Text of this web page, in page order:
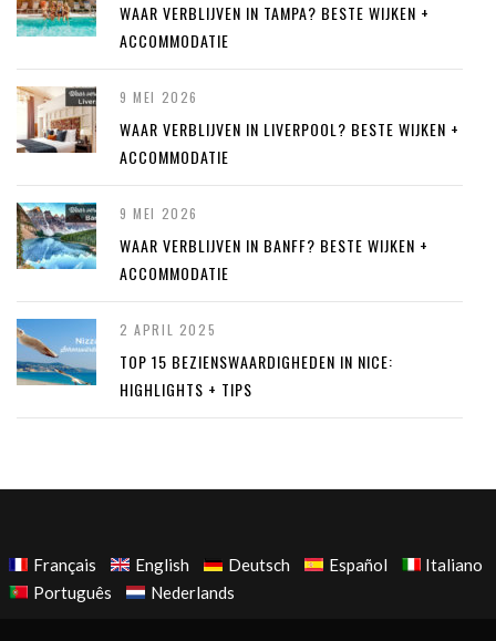
WAAR VERBLIJVEN IN TAMPA? BESTE WIJKEN +
ACCOMMODATIE
9 MEI 2026
WAAR VERBLIJVEN IN LIVERPOOL? BESTE WIJKEN +
ACCOMMODATIE
9 MEI 2026
WAAR VERBLIJVEN IN BANFF? BESTE WIJKEN +
ACCOMMODATIE
2 APRIL 2025
TOP 15 BEZIENSWAARDIGHEDEN IN NICE:
HIGHLIGHTS + TIPS
Français English Deutsch Español
Italiano
Português
Nederlands